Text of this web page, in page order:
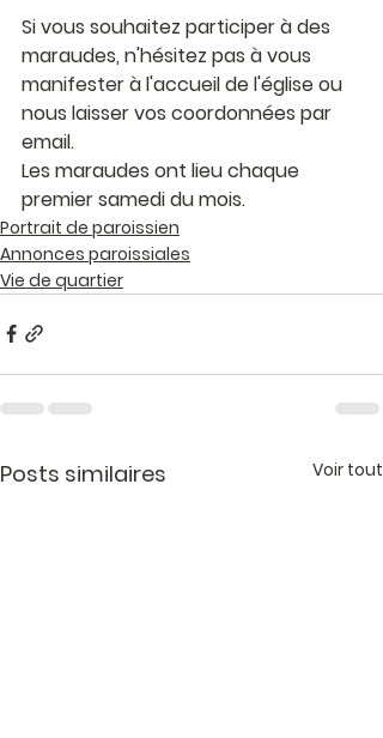
Si vous souhaitez participer à des
maraudes, n'hésitez pas à vous
manifester à l'accueil de l'église ou
nous laisser vos coordonnées par
email.
Les maraudes ont lieu chaque
premier samedi du mois.
Portrait de paroissien
Annonces paroissiales
Vie de quartier
Posts similaires Voir tout